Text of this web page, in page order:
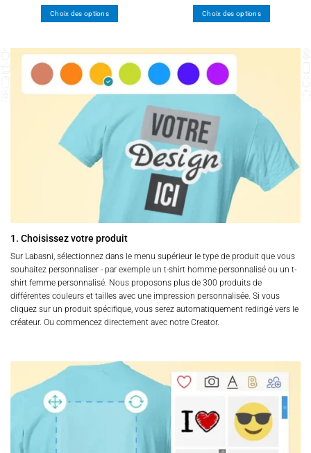
Choix des options
a
plusieurs
variations.
Les
options
choisies
sur
Choix des options
a
Les
options
choisies
page
du
1. Choisissez votre produit
Sur Labasni, sélectionnez dans le menu supérieur le type de produit que vous
souhaitez personnaliser - par exemple un t-shirt homme personnalisé ou un t-
shirt femme personnalisé. Nous proposons plus de 300 produits de
différentes couleurs et tailles avec une impression personnalisée. Si vous
cliquez sur un produit spécifique, vous serez automatiquement redirigé vers le
créateur. Ou commencez directement avec notre Creator.